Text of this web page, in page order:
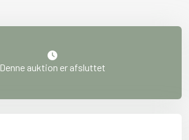
Denne auktion er afsluttet